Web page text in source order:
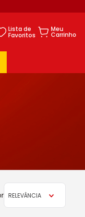
RELEVÂNCIA